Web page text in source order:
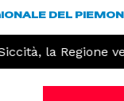
DEL
la Regione